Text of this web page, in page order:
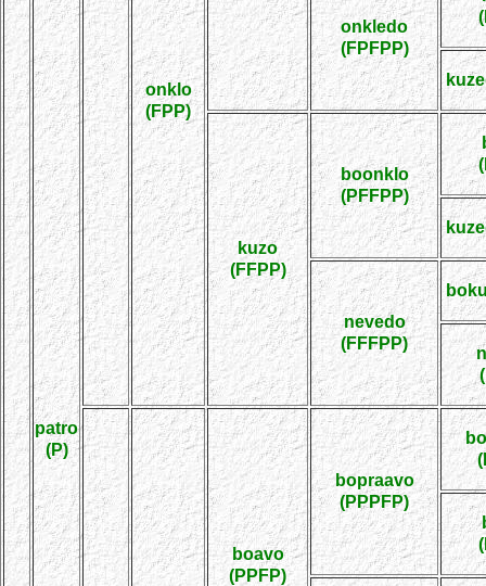
patro
(P)
onklo
(FPP)
onkledo
(FPFPP)
kuzo
(FFPP)
boonklo
(PFFPP)
nevedo
(FFFPP)
boavo
(PPFP)
bopraavo
(PPPFP)